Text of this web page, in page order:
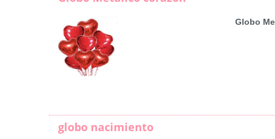
Globo
globo nacimiento